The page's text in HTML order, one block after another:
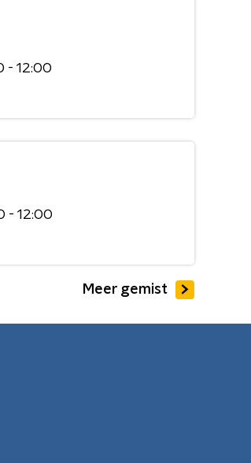
- 12:00
- 12:00
Meer gemist